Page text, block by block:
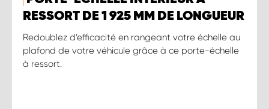
RESSORT DE 1 925 MM DE LONGUEUR
Redoublez d’efficacité en rangeant votre échelle au
plafond de votre véhicule grâce à ce porte-échelle
à ressort.